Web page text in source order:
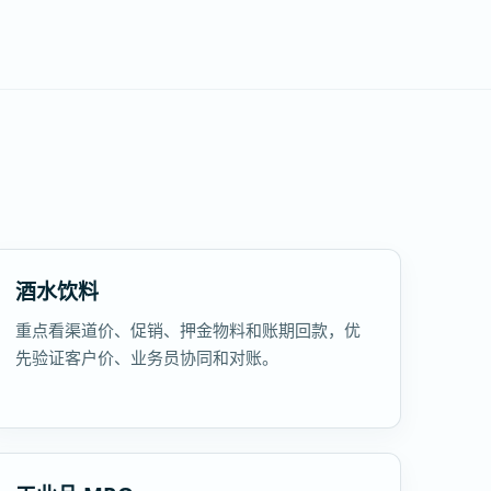
酒水饮料
重点看渠道价、促销、押金物料和账期回款，优
先验证客户价、业务员协同和对账。